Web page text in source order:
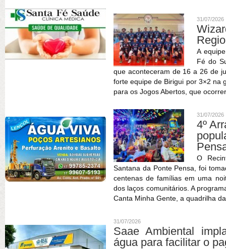
31/07/2026
A
Fé do
que aconteceram de 16 a 26 de
forte equipe de Birigui por 3×2 na
para os Jogos Abertos, que
31/07/2026
4º
O
Santana da Ponte Pensa, foi
centenas de famílias em uma
dos laços comunitários. A
Canta Minha Gente, a quadrilha
31/07/2026
Saae Ambiental
água para facilitar o